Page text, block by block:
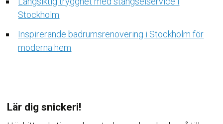
Stockholm
Inspirerande badrumsrenovering i Stockholm för
moderna hem
Lär dig snickeri!